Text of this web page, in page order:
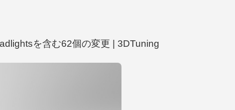
を含む62個の変更 | 3DTuning